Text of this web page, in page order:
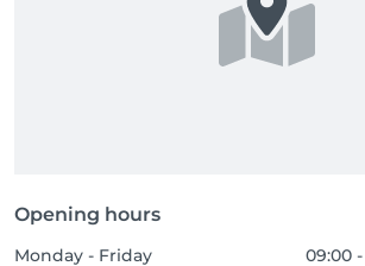
Opening hours
Monday - Friday
09:00 -